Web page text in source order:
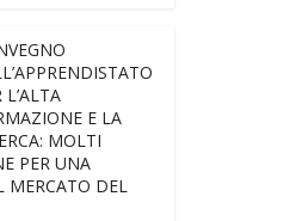
L’ALTA
E LA
MOLTI
PER UNA
MERCATO DEL